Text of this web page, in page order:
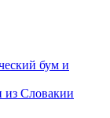
бум и
из Словакии